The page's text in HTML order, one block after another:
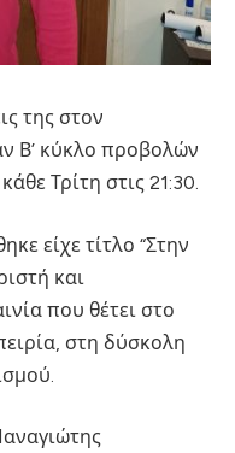
της στον
Β’ κύκλο προβολών
Τρίτη στις 21:30.
είχε τίτλο “Στην
και
που θέτει στο
στη δύσκολη